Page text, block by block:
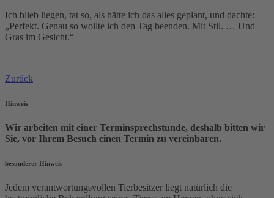
Ich blieb liegen, tat so, als hätte ich das alles geplant, und dachte:
„Perfekt. Genau so wollte ich den Tag beenden. Mit Stil. … Und
Gras im Gesicht.“
Zurück
Hinweis
Wir arbeiten mit einer Terminsprechstunde, deshalb bitten wir
Sie, vor Ihrem Besuch einen Termin zu vereinbaren.
besonderer Hinweis
Jedem verantwortungsvollen Tierbesitzer liegt natürlich die